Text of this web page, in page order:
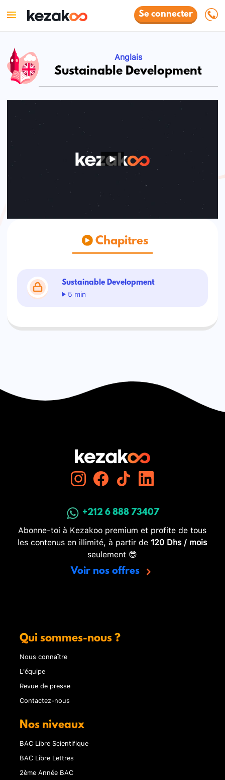
Se connecter
Anglais
Sustainable Development
Chapitres
Sustainable Development
5 min
+212 6 888 73407
Abonne-toi à Kezakoo premium et profite de tous
les contenus en illimité, à partir de 120 Dhs / mois
seulement 😎
Voir nos offres
Qui sommes-nous ?
Nous connaître
L'équipe
Revue de presse
Contactez-nous
Nos niveaux
BAC Libre Scientifique
BAC Libre Lettres
2ème Année BAC